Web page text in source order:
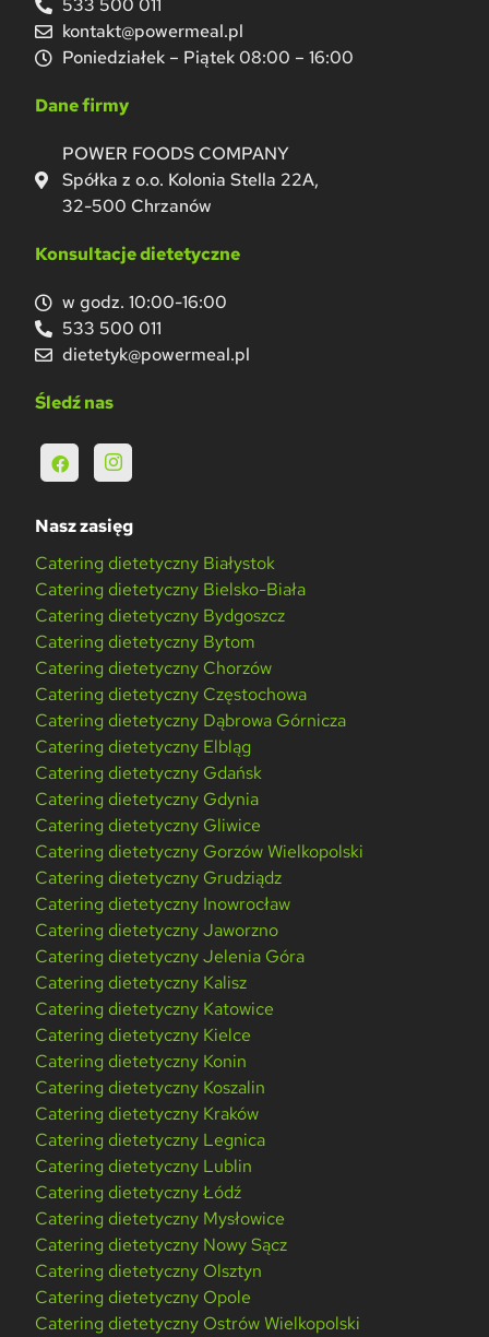
kontakt@powermeal.pl
Poniedziałek – Piątek 08:00 – 16:00
Dane firmy
POWER FOODS COMPANY
Spółka z o.o. Kolonia Stella 22A,
32-500 Chrzanów
Konsultacje dietetyczne
w godz. 10:00-16:00
533 500 011
dietetyk@powermeal.pl
Śledź nas
Nasz zasięg
Catering dietetyczny Białystok
Catering dietetyczny Bielsko-Biała
Catering dietetyczny Bydgoszcz
Catering dietetyczny Bytom
Catering dietetyczny Chorzów
Catering dietetyczny Częstochowa
Catering dietetyczny Dąbrowa Górnicza
Catering dietetyczny Elbląg
Catering dietetyczny Gdańsk
Catering dietetyczny Gdynia
Catering dietetyczny Gliwice
Catering dietetyczny Gorzów Wielkopolski
Catering dietetyczny Grudziądz
Catering dietetyczny Inowrocław
Catering dietetyczny Jaworzno
Catering dietetyczny Jelenia Góra
Catering dietetyczny Kalisz
Catering dietetyczny Katowice
Catering dietetyczny Kielce
Catering dietetyczny Konin
Catering dietetyczny Koszalin
Catering dietetyczny Kraków
Catering dietetyczny Legnica
Catering dietetyczny Lublin
Catering dietetyczny Łódź
Catering dietetyczny Mysłowice
Catering dietetyczny Nowy Sącz
Catering dietetyczny Olsztyn
Catering dietetyczny Opole
Catering dietetyczny Ostrów Wielkopolski